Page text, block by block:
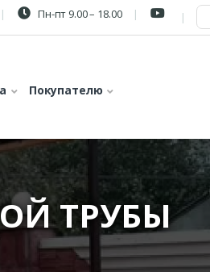
Пн-пт 9.00 – 18.00
Покупателю
ТРУБЫ